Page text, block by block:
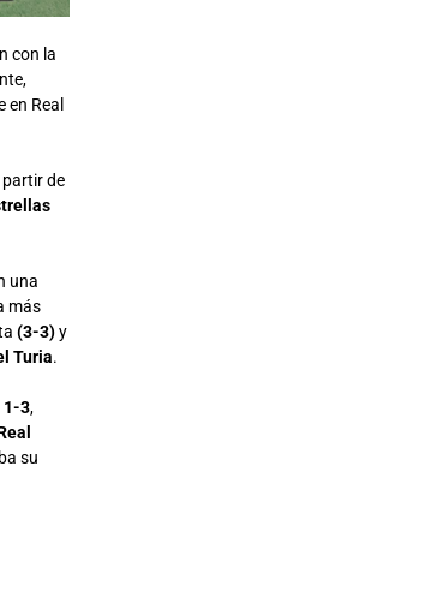
con la
Real
partir de
una
más
(3-3)y
Turia.
1-3,
su